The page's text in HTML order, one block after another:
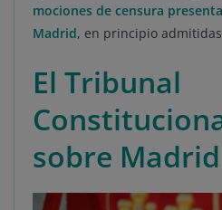
mociones de censura
Madrid, en principio
El Tribunal
sobre Madrid